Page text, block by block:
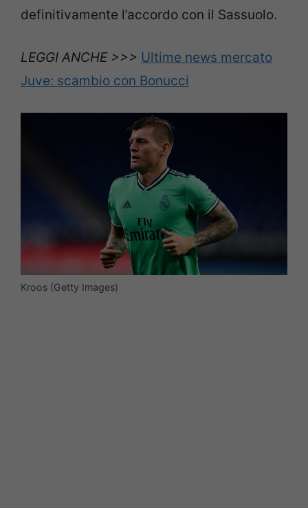
definitivamente l’accordo con il Sassuolo.
LEGGI ANCHE >>> Ultime news mercato
Juve: scambio con Bonucci
Kroos (Getty Images)